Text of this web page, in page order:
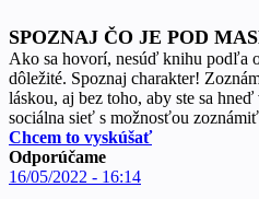
SPOZNAJ ČO JE POD
Ako sa hovorí, nesúď knihu podľa
dôležité. Spoznaj charakter!
láskou, aj bez toho, aby ste sa
sociálna sieť s možnosťou
Chcem to vyskúšať
Odporúčame
16/05/2022 - 16:14